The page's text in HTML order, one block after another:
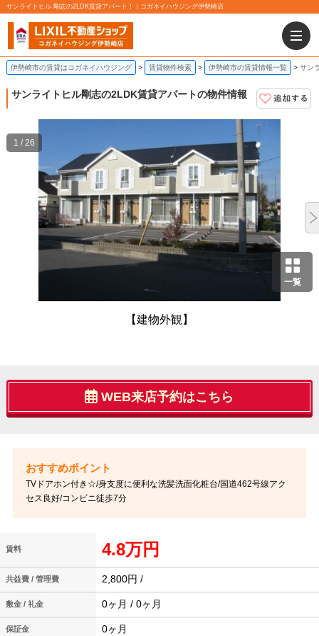
サンライトヒル 剛志の2LDK賃貸アパート！｜コガネイハウジング伊勢崎店
伊勢崎市の賃貸はコガネイハウジング 賃貸物件検索 伊勢崎市の賃貸情報一覧 サン
サンライトヒル剛志の2LDK賃貸アパートの物件情報
一覧
【建物外観】
1 / 26
WEB来店予約はこちら
TVドアホン付き☆/身支度に便利な洗髪洗面化粧台/国道462号線アク
セス良好/コンビニ徒歩7分
賃料 4.8万円
共益費 / 管理費 2,800円 /
敷金 / 礼金 0ヶ月 / 0ヶ月
保証金 0ヶ月